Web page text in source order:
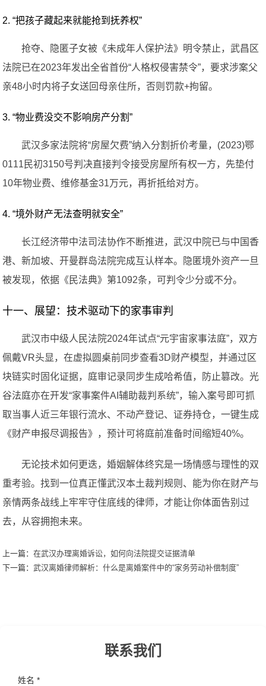
2. “把孩子藏起来就能抢到抚养权”
抢夺、隐匿子女被《未成年人保护法》明令禁止，武昌区
法院已在2023年发出全省首份“人格权侵害禁令”，要求涉案父
亲48小时内将子女送回母亲住所，否则罚款+拘留。
3. “物业费没交不影响房产分割”
武汉多家法院将“房屋欠费”纳入分割折价考量，(2023)鄂
0111民初3150号判决直接判令接受房屋所有权一方，先垫付
10年物业费、维修基金31万元，再折抵给对方。
4. “境外财产无法查明就安全”
长江经济带中法司法协作不断推进，武汉中院已与中国香
港、新加坡、开曼群岛法院完成互认样本。隐匿境外资产一旦
被发现，依据《民法典》第1092条，可判令少分或不分。
十一、展望：技术驱动下的家事审判
武汉市中级人民法院2024年试点“元宇宙家事法庭”，双方
佩戴VR头显，在虚拟圆桌前同步查看3D财产模型，并通过区
块链实时固化证据，庭审记录同步生成哈希值，防止篡改。光
谷法庭亦在开发“家事案件AI辅助裁判系统”，输入案号即可抓
取当事人近三年银行流水、不动产登记、证券持仓，一键生成
《财产申报尽调报告》，预计可将庭前准备时间缩短40%。
无论技术如何更迭，婚姻解体终究是一场情感与理性的双
重考验。找到一位真正懂武汉本土裁判规则、能为你在财产与
亲情两条战线上牢牢守住底线的律师，才能让你体面告别过
去，从容拥抱未来。
上一篇：在武汉办理离婚诉讼，如何向法院提交证据清单
下一篇：武汉离婚律师解析：什么是离婚案件中的“家务劳动补偿制度”
联系我们
姓名 *